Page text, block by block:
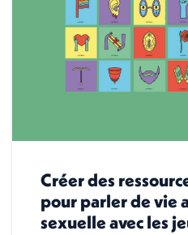
Créer des
pour parler de vie
sexuelle avec les